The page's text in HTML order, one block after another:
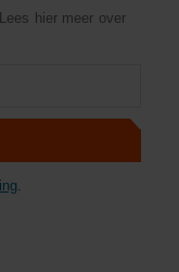
hier meer over
.